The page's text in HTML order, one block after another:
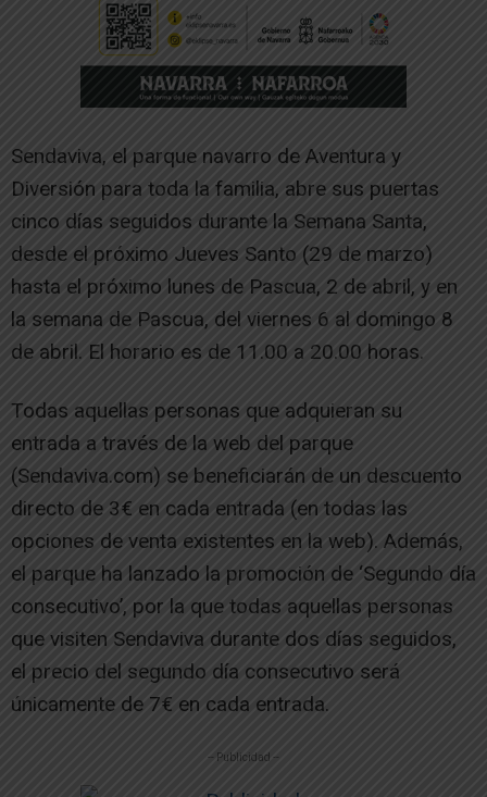
Sendaviva, el parque navarro de Aventura y
Diversión para toda la familia, abre sus puertas
cinco días seguidos durante la Semana Santa,
desde el próximo Jueves Santo (29 de marzo)
hasta el próximo lunes de Pascua, 2 de abril, y en
la semana de Pascua, del viernes 6 al domingo 8
de abril. El horario es de 11.00 a 20.00 horas.
Todas aquellas personas que adquieran su
entrada a través de la web del parque
(Sendaviva.com) se beneficiarán de un descuento
directo de 3€ en cada entrada (en todas las
opciones de venta existentes en la web). Además,
el parque ha lanzado la promoción de ‘Segundo día
consecutivo’, por la que todas aquellas personas
que visiten Sendaviva durante dos días seguidos,
el precio del segundo día consecutivo será
únicamente de 7€ en cada entrada.
-- Publicidad --